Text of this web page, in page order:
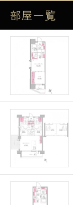
部屋一覧